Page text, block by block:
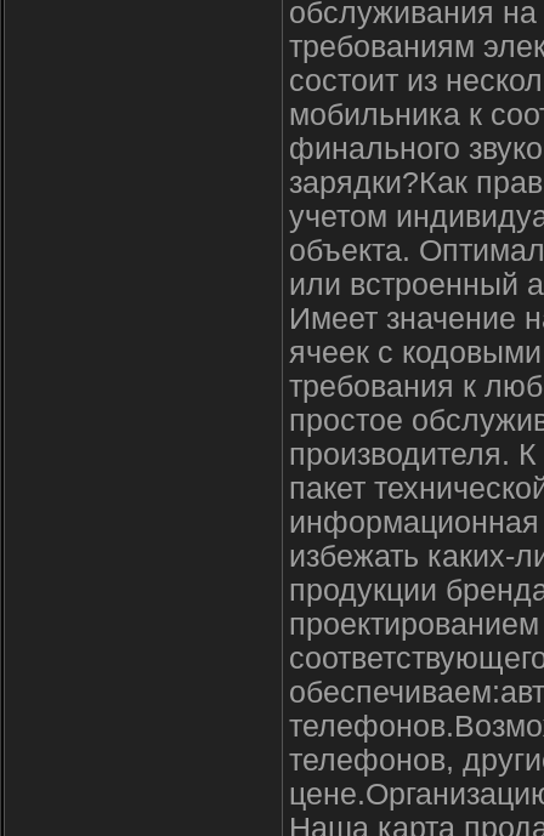
обслуживания на
требованиям
состоит из
мобильника к
финального
зарядки?Как
учетом
объекта.
или встроенный
Имеет значение
ячеек с
требования к
простое
производителя.
пакет
избежать каких-
продукции
телефонов,
Наша карта